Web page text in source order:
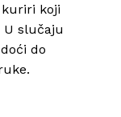
kuriri koji
slučaju
do